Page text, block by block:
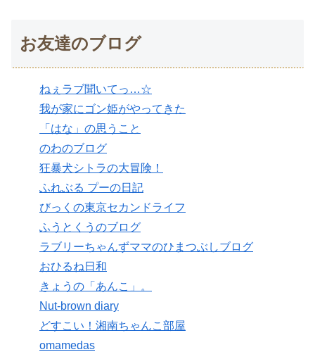
お友達のブログ
ねぇラブ聞いてっ…☆
我が家にゴン姫がやってきた
「はな」の思うこと
のわのブログ
狂暴犬シトラの大冒険！
ふれぶる プーの日記
びっくの東京セカンドライフ
ふうとくうのブログ
ラブリーちゃんずママのひまつぶしブログ
おひるね日和
きょうの「あんこ」。
Nut-brown diary
どすこい！湘南ちゃんこ部屋
omamedas